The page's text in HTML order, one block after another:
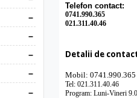
Telefon contact:
0741.990.365
021.311.40.46
Detalii de
Mobil: 0741.990.365
Tel: 021.311.40.46
Program: Luni-Vineri